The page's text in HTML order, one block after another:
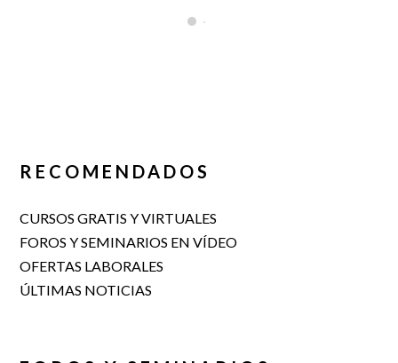
RECOMENDADOS
CURSOS GRATIS Y VIRTUALES
FOROS Y SEMINARIOS EN VÍDEO
OFERTAS LABORALES
ÚLTIMAS NOTICIAS